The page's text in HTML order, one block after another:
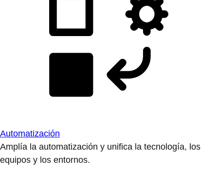
Automatización
Amplía la automatización y unifica la tecnología, los
equipos y los entornos.